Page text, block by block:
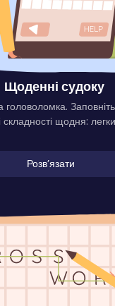
Щоденні судоку
складності щодня:
Розвʼязати